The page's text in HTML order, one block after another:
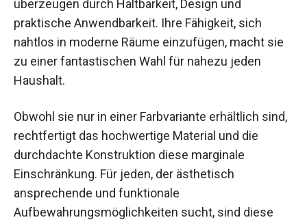
überzeugen durch Haltbarkeit, Design und
praktische Anwendbarkeit. Ihre Fähigkeit, sich
nahtlos in moderne Räume einzufügen, macht sie
zu einer fantastischen Wahl für nahezu jeden
Haushalt.
Obwohl sie nur in einer Farbvariante erhältlich sind,
rechtfertigt das hochwertige Material und die
durchdachte Konstruktion diese marginale
Einschränkung. Für jeden, der ästhetisch
ansprechende und funktionale
Aufbewahrungsmöglichkeiten sucht, sind diese